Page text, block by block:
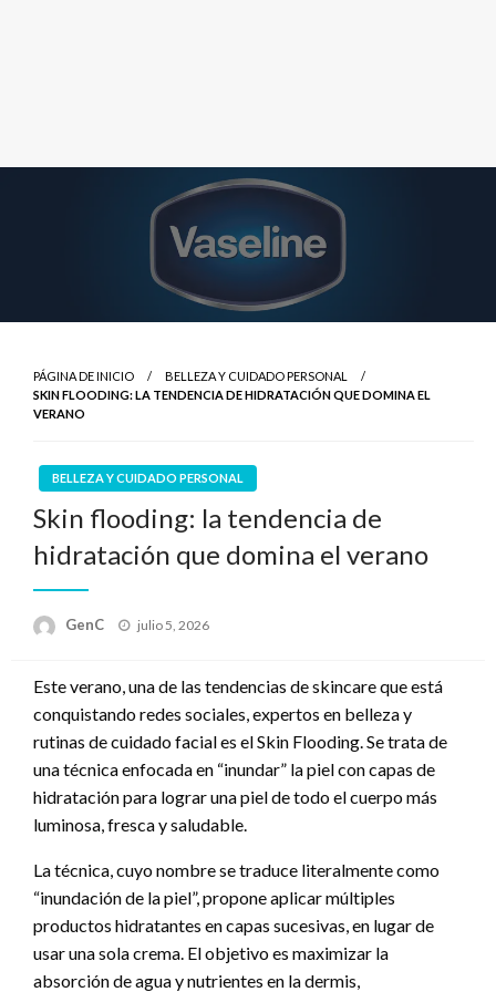
PÁGINA DE INICIO
BELLEZA Y CUIDADO PERSONAL
SKIN FLOODING: LA TENDENCIA DE HIDRATACIÓN QUE DOMINA EL
VERANO
BELLEZA Y CUIDADO PERSONAL
Skin flooding: la tendencia de
hidratación que domina el verano
GenC
Publicado
julio 5, 2026
Este verano, una de las tendencias de skincare que está
conquistando redes sociales, expertos en belleza y
rutinas de cuidado facial es el Skin Flooding. Se trata de
una técnica enfocada en “inundar” la piel con capas de
hidratación para lograr una piel de todo el cuerpo más
luminosa, fresca y saludable.
La técnica, cuyo nombre se traduce literalmente como
“inundación de la piel”, propone aplicar múltiples
productos hidratantes en capas sucesivas, en lugar de
usar una sola crema. El objetivo es maximizar la
absorción de agua y nutrientes en la dermis,